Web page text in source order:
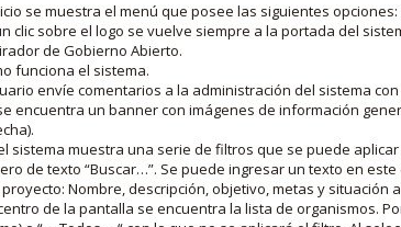
se muestra el menú que posee las siguientes opciones:
clic sobre el logo se vuelve siempre a la portada del
de Gobierno Abierto.
funciona el sistema.
envíe comentarios a la administración del sistema
encuentra un banner con imágenes de información
sistema muestra una serie de filtros que se puede
de texto “Buscar…”. Se puede ingresar un texto en
Nombre, descripción, objetivo, metas y situación
de la pantalla se encuentra la lista de organismos.